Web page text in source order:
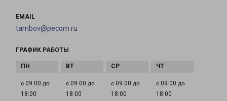
EMAIL
tambov@pecom.ru
ГРАФИК РАБОТЫ
с 09:00 до
18:00
с 09:00 до
18:00
с 09:00 до
18:00
с 09:00 до
18:00